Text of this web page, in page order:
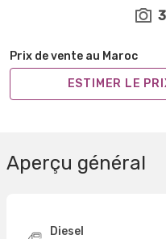
Prix de vente au Maroc
ESTIMER LE
Aperçu général
Diesel